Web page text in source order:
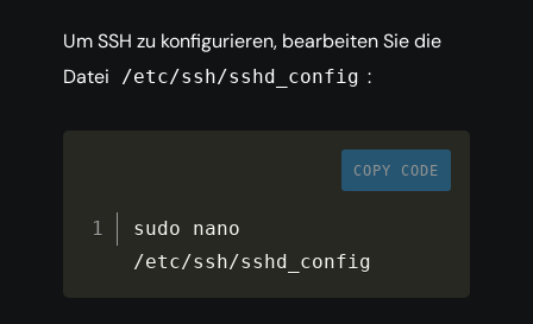
Um SSH zu konfigurieren, bearbeiten Sie die
Datei
/etc/ssh/sshd_config :
COPY CODE
/etc/ssh/sshd_config